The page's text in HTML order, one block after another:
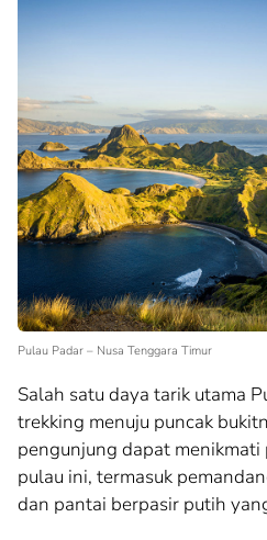
Pulau Padar – Nusa Tenggara Timur
Salah satu daya tarik utama
trekking menuju puncak
pengunjung dapat
pulau ini, termasuk
dan pantai berpasir putih